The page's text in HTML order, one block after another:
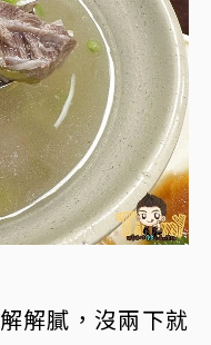
解解膩，沒兩下就